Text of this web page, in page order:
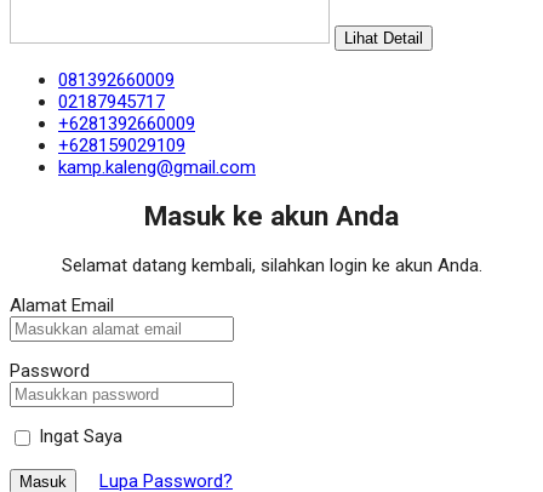
Lihat Detail
081392660009
02187945717
+6281392660009
+628159029109
kamp.kaleng@gmail.com
Masuk ke akun Anda
Selamat datang kembali, silahkan login ke akun Anda.
Alamat Email
Password
Ingat Saya
Masuk Lupa Password?